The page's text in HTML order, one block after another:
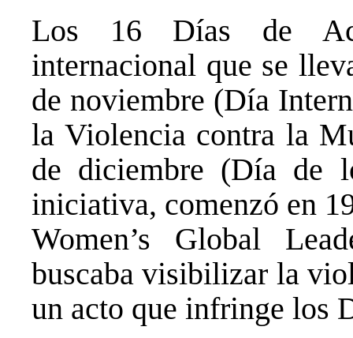
Los 16 Días de
internacional que se
de noviembre (Día
la Violencia contra la
de diciembre (Día de
iniciativa, comenzó en
Women’s Global
buscaba visibilizar la
un acto que infringe los